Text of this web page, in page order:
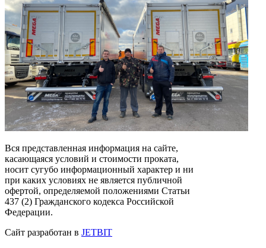
Вся представленная информация на сайте,
касающаяся условий и стоимости проката,
носит сугубо информационный характер и ни
при каких условиях не является публичной
офертой, определяемой положениями Статьи
437 (2) Гражданского кодекса Российской
Федерации.
Сайт разработан в JETBIT